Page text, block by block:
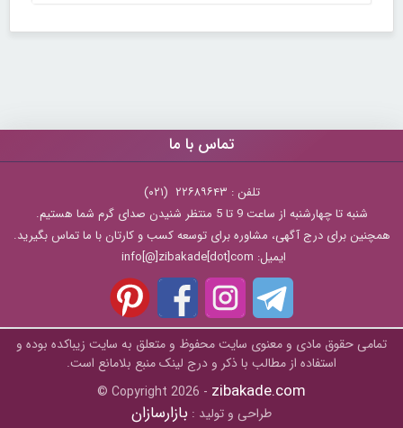
تماس با ما
تلفن : ۲۲۶۸۹۶۴۳ (۰۲۱)
شنبه تا چهارشنبه از ساعت 9 تا 5 منتظر شنیدن صدای گرم شما هستیم.
همچنین برای درج آگهی، مشاوره برای توسعه کسب و کارتان با ما تماس بگیرید.
ایمیل: info[@]zibakade[dot]com
تمامی حقوق مادی و معنوی سایت محفوظ و متعلق به سايت زیباکده بوده و
استفاده از مطالب با ذکر و درج لینک منبع بلامانع است.
© Copyright 2026 - zibakade.com
طراحی و تولید : بازارسازان